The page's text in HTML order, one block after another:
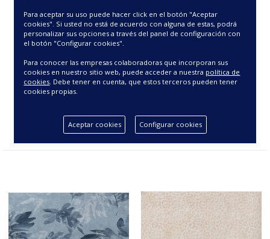
3.75€ 3.75€
Para aceptar su uso puede hacer click en el botón "Aceptar
cookies". Si usted no está de acuerdo con alguna de estas, podrá
personalizar sus opciones a través del panel de configuración con
el botón "Configurar cookies".
Para conocer las empresas colaboradoras que incorporan sus
cookies en nuestro sitio web, puede acceder a nuestra política de
cookies . Debe tener en cuenta, que estos terceros pueden tener
cookies propias.
Aceptar cookies Configurar cookies